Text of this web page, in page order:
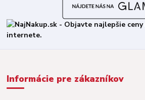
Informácie pre zákazníkov